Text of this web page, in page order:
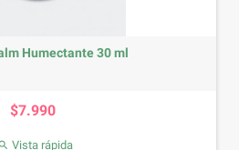
Humectante 30 ml
$7.990
rápida